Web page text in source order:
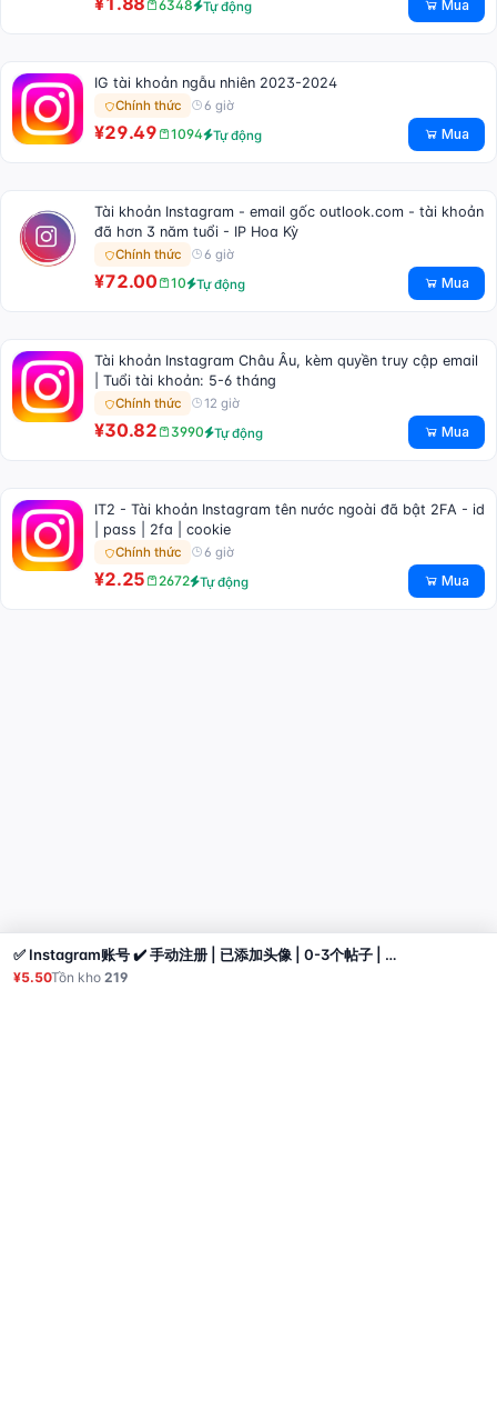
6348 Tự động Mua
IG tài khoản ngẫu nhiên 2023-2024
Chính thức 6 giờ
¥29.49 1094 Tự động Mua
Tài khoản Instagram - email gốc outlook.com - tài khoản
đã hơn 3 năm tuổi - IP Hoa Kỳ
Chính thức 6 giờ
¥72.00 10 Tự động Mua
Tài khoản Instagram Châu Âu, kèm quyền truy cập email
| Tuổi tài khoản: 5-6 tháng
Chính thức 12 giờ
¥30.82 3990 Tự động Mua
IT2 - Tài khoản Instagram tên nước ngoài đã bật 2FA - id
| pass | 2fa | cookie
Chính thức 6 giờ
¥2.25 2672 Tự động Mua
✅ Instagram账号 ✔️ 手动注册 | 已添加头像 | 0-3个帖子 | 3-5+个关注 | 通过邮箱验证，包含邮箱@onet | ✅
¥5.50Tồn kho219